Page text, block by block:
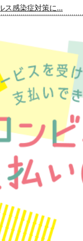
ス感染症対策に...